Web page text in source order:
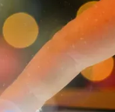
English